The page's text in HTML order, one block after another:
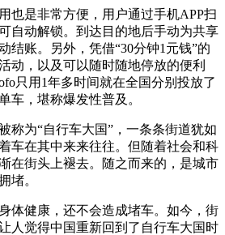
是非常方便，用户通过手机APP扫
自动解锁。到达目的地后手动为共享
结账。另外，凭借“30分钟1元钱”的
动，以及可以随时随地停放的便利
只用1年多时间就在全国分别投放了
车，堪称爆发性普及。
为“自行车大国”，一条条街道犹如
车在其中来来往往。但随着社会和科
在街头上褪去。随之而来的，是城市
堵。
健康，还不会造成堵车。如今，街
人觉得中国重新回到了自行车大国时